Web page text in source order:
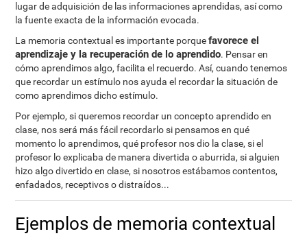
lugar de adquisición de las informaciones aprendidas, así como
la fuente exacta de la información evocada.
La memoria contextual es importante porquefavorece el
aprendizaje y la recuperación de lo aprendido. Pensar en
cómo aprendimos algo, facilita el recuerdo. Así, cuando tenemos
que recordar un estímulo nos ayuda el recordar la situación de
como aprendimos dicho estímulo.
Por ejemplo, si queremos recordar un concepto aprendido en
clase, nos será más fácil recordarlo si pensamos en qué
momento lo aprendimos, qué profesor nos dio la clase, si el
profesor lo explicaba de manera divertida o aburrida, si alguien
hizo algo divertido en clase, si nosotros estábamos contentos,
enfadados, receptivos o distraídos...
Ejemplos de memoria contextual